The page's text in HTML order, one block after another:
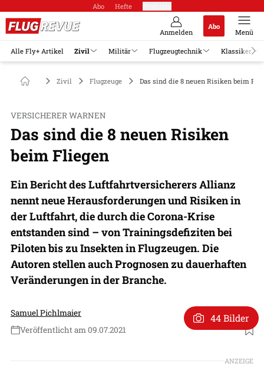
Abo Hefte
Anmelden
Abo
Menü
Alle Fly+ Artikel Zivil Militär Flugzeugtechnik Klassiker
Zivil Flugzeuge Das sind die 8 neuen Risiken beim
VERSICHERER WARNEN
Das sind die 8 neuen Risiken
beim Fliegen
Ein Bericht des Luftfahrtversicherers Allianz
nennt neue Herausforderungen und Risiken in
der Luftfahrt, die durch die Corona-Krise
entstanden sind – von Trainingsdefiziten bei
Piloten bis zu Insekten in Flugzeugen. Die
Autoren stellen auch Prognosen zu dauerhaften
Veränderungen in der Branche.
Samuel Pichlmaier
Veröffentlicht am 09.07.2021
Foto: Patrick Zwerger
44 Bilder
ANZEIGE